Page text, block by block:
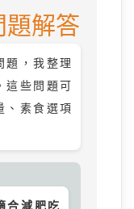
題解答
題，我整理
這些問題可
、素食選項
合減肥吃